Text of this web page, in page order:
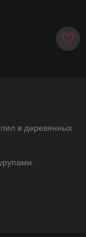
в деревянных